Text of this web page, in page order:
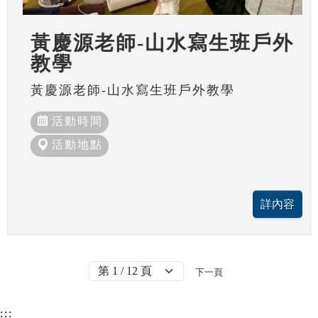
黃慶源老師-山水寫生班戶外
教學
黃慶源老師-山水寫生班戶外教學
活動時間
活動地點
下一頁
:::